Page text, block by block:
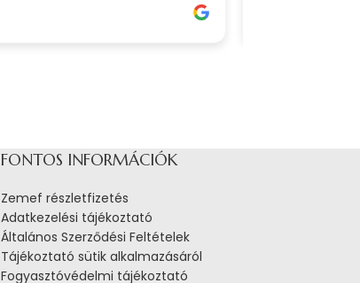
FONTOS INFORMÁCIÓK
Zemef részletfizetés
Adatkezelési tájékoztató
Általános Szerződési Feltételek
Tájékoztató sütik alkalmazásáról
Fogyasztóvédelmi tájékoztató